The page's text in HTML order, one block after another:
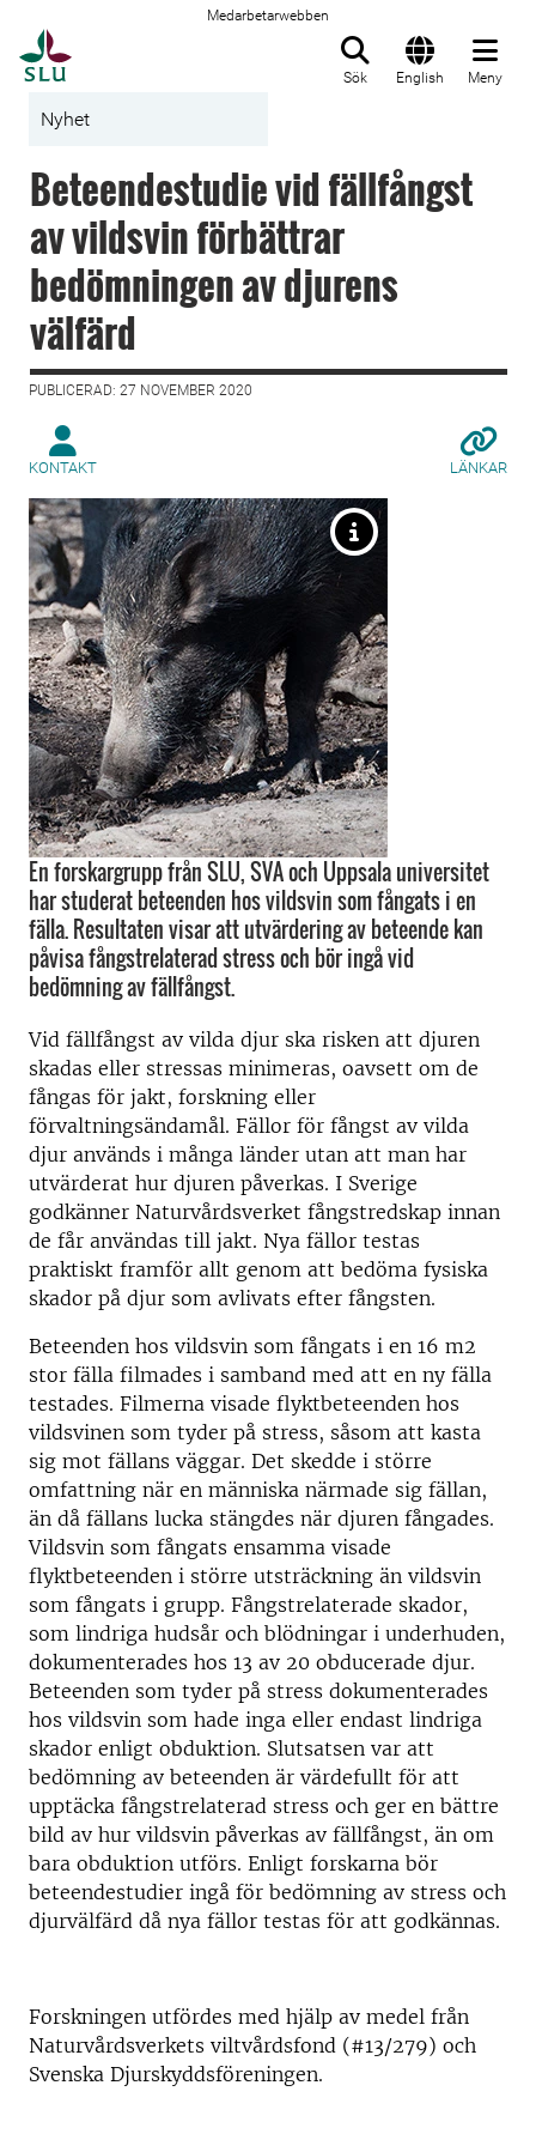
Medarbetarwebben
Sök English Meny
Nyhet
Beteendestudie vid fällfångst
av vildsvin förbättrar
bedömningen av djurens
välfärd
PUBLICERAD: 27 NOVEMBER 2020
KONTAKT LÄNKAR
En forskargrupp från SLU, SVA och Uppsala universitet
har studerat beteenden hos vildsvin som fångats i en
fälla. Resultaten visar att utvärdering av beteende kan
påvisa fångstrelaterad stress och bör ingå vid
bedömning av fällfångst.
Vid fällfångst av vilda djur ska risken att djuren
skadas eller stressas minimeras, oavsett om de
fångas för jakt, forskning eller
förvaltningsändamål. Fällor för fångst av vilda
djur används i många länder utan att man har
utvärderat hur djuren påverkas. I Sverige
godkänner Naturvårdsverket fångstredskap innan
de får användas till jakt. Nya fällor testas
praktiskt framför allt genom att bedöma fysiska
skador på djur som avlivats efter fångsten.
Beteenden hos vildsvin som fångats i en 16 m2
stor fälla filmades i samband med att en ny fälla
testades. Filmerna visade flyktbeteenden hos
vildsvinen som tyder på stress, såsom att kasta
sig mot fällans väggar. Det skedde i större
omfattning när en människa närmade sig fällan,
än då fällans lucka stängdes när djuren fångades.
Vildsvin som fångats ensamma visade
flyktbeteenden i större utsträckning än vildsvin
som fångats i grupp. Fångstrelaterade skador,
som lindriga hudsår och blödningar i underhuden,
dokumenterades hos 13 av 20 obducerade djur.
Beteenden som tyder på stress dokumenterades
hos vildsvin som hade inga eller endast lindriga
skador enligt obduktion. Slutsatsen var att
bedömning av beteenden är värdefullt för att
upptäcka fångstrelaterad stress och ger en bättre
bild av hur vildsvin påverkas av fällfångst, än om
bara obduktion utförs. Enligt forskarna bör
beteendestudier ingå för bedömning av stress och
djurvälfärd då nya fällor testas för att godkännas.
Forskningen utfördes med hjälp av medel från
Naturvårdsverkets viltvårdsfond (#13/279) och
Svenska Djurskyddsföreningen.